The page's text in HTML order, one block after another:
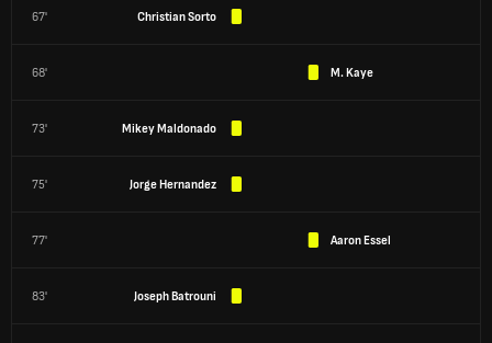
67' Christian Sorto
68' M. Kaye
73' Mikey Maldonado
75' Jorge Hernandez
77' Aaron Essel
83' Joseph Batrouni